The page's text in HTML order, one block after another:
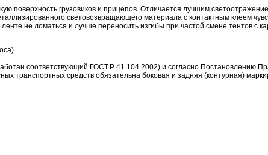
поверхность грузовиков и прицепов. Отличается лучшим
световозвращающего материала с контактным клеем
не ломаться и лучше переносить изгибы при частой смене тентов с
соответствующий ГОСТ.Р 41.104.2002) и согласно Постановлению
транспортных средств обязательна боковая и задняя (контурная)